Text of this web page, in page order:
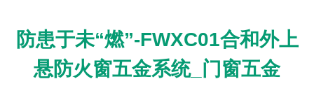
防患于未“燃”-FWXC01合和外上
悬防火窗五金系统_门窗五金